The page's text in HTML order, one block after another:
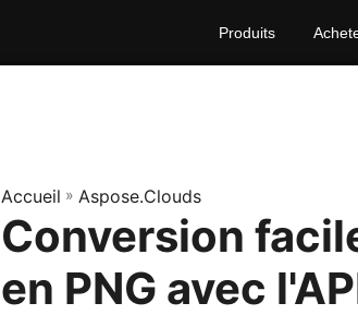
Produits
Accueil » Aspose.Clouds
Conversion
en PNG avec